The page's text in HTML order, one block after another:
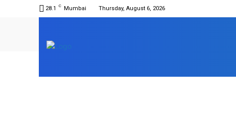
28.1 C Mumbai Thursday, August 6, 2026